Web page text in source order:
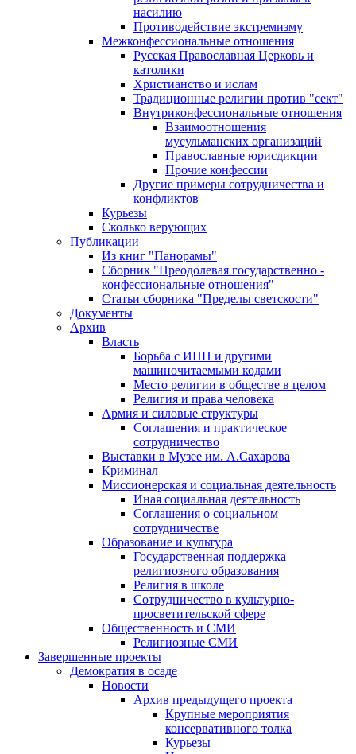
насилию
Противодействие экстремизму
Межконфессиональные отношения
Русская Православная Церковь и
католики
Христианство и ислам
Традиционные религии против "сект"
Внутриконфессиональные отношения
Взаимоотношения
мусульманских организаций
Православные юрисдикции
Прочие конфессии
Другие примеры сотрудничества и
конфликтов
Курьезы
Сколько верующих
Публикации
Из книг "Панорамы"
Сборник "Преодолевая государственно -
конфессиональные отношения"
Статьи сборника "Пределы светскости"
Документы
Архив
Власть
Борьба с ИНН и другими
машиночитаемыми кодами
Место религии в обществе в целом
Религия и права человека
Армия и силовые структуры
Соглашения и практическое
сотрудничество
Выставки в Музее им. А.Сахарова
Криминал
Миссионерская и социальная деятельность
Иная социальная деятельность
Соглашения о социальном
сотрудничестве
Образование и культура
Государственная поддержка
религиозного образования
Религия в школе
Сотрудничество в культурно-
просветительской сфере
Общественность и СМИ
Религиозные СМИ
Завершенные проекты
Демократия в осаде
Новости
Архив предыдущего проекта
Крупные мероприятия
консервативного толка
Курьезы